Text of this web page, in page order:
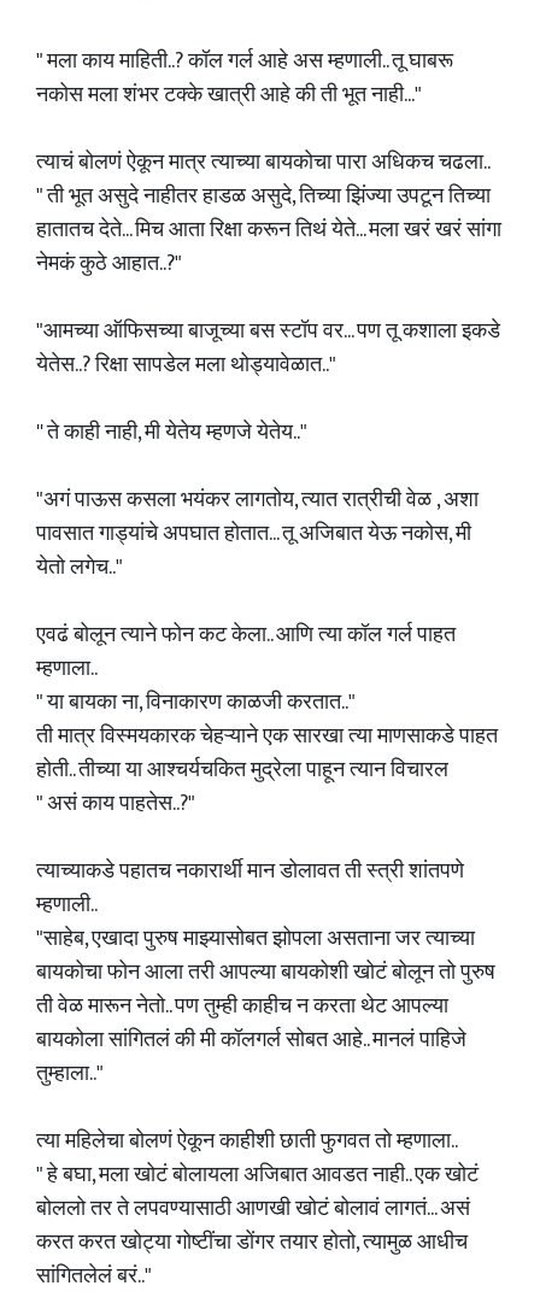
" मला काय माहिती..? कॉल गर्ल आहे अस म्हणाली.. तू घाबरू
नकोस मला शंभर टक्के खात्री आहे की ती भूत नाही..."
त्याचं बोलणं ऐकून मात्र त्याच्या बायकोचा पारा अधिकच चढला..
" ती भूत असुदे नाहीतर हाडळ असुदे, तिच्या झिंज्या उपटून तिच्या
हातातच देते... मिच आता रिक्षा करून तिथं येते... मला खरं खरं सांगा
नेमकं कुठे आहात..?"
"आमच्या ऑफिसच्या बाजूच्या बस स्टॉप वर... पण तू कशाला इकडे
येतेस..? रिक्षा सापडेल मला थोड्यावेळात.."
'' ते काही नाही, मी येतेय म्हणजे येतेय.."
"अगं पाऊस कसला भयंकर लागतोय, त्यात रात्रीची वेळ , अशा
पावसात गाड्यांचे अपघात होतात... तू अजिबात येऊ नकोस, मी
येतो लगेच.."
एवढं बोलून त्याने फोन कट केला.. आणि त्या कॉल गर्ल पाहत
म्हणाला..
" या बायका ना, विनाकारण काळजी करतात.."
ती मात्र विस्मयकारक चेहऱ्याने एक सारखा त्या माणसाकडे पाहत
होती.. तीच्या या आश्चर्यचकित मुद्रेला पाहून त्यान विचारल
" असं काय पाहतेस..?"
त्याच्याकडे पहातच नकारार्थी मान डोलावत ती स्त्री शांतपणे
म्हणाली..
"साहेब, एखादा पुरुष माझ्यासोबत झोपला असताना जर त्याच्या
बायकोचा फोन आला तरी आपल्या बायकोशी खोटं बोलून तो पुरुष
ती वेळ मारून नेतो.. पण तुम्ही काहीच न करता थेट आपल्या
बायकोला सांगितलं की मी कॉलगर्ल सोबत आहे.. मानलं पाहिजे
तुम्हाला.."
त्या महिलेचा बोलणं ऐकून काहीशी छाती फुगवत तो म्हणाला..
" हे बघा, मला खोटं बोलायला अजिबात आवडत नाही.. एक खोटं
बोललो तर ते लपवण्यासाठी आणखी खोटं बोलावं लागतं... असं
करत करत खोट्या गोष्टींचा डोंगर तयार होतो, त्यामुळ आधीच
सांगितलेलं बरं.."